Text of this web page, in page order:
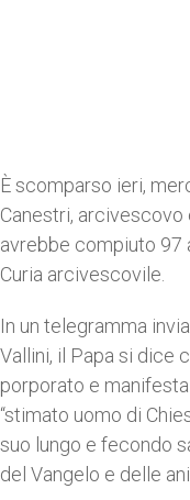
È scomparso ieri,
Canestri,
avrebbe compiuto 97
Curia arcivescovile.
In un telegramma
Vallini, il Papa si dice
porporato e
“stimato uomo di
suo lungo e fecondo
del Vangelo e delle